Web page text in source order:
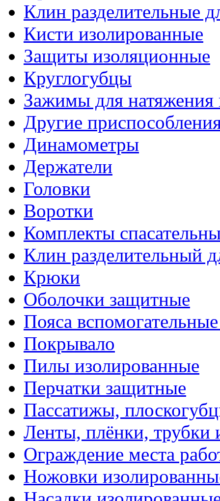
Клин разделительные
Кисти изолированные
Защиты изоляционные
Круглогубцы
Зажимы для натяжения
Другие
Динамометры
Держатели
Головки
Воротки
Комплекты
Клин разделительный
Крюки
Оболочки защитные
Пояса
Покрывало
Пилы изолированные
Перчатки защитные
Пассатижы,
Ленты, плёнки, трубки
Ограждение места
Ножовки